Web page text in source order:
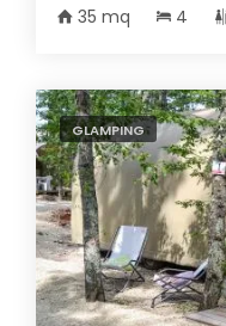
35 mq 4
GLAMPING